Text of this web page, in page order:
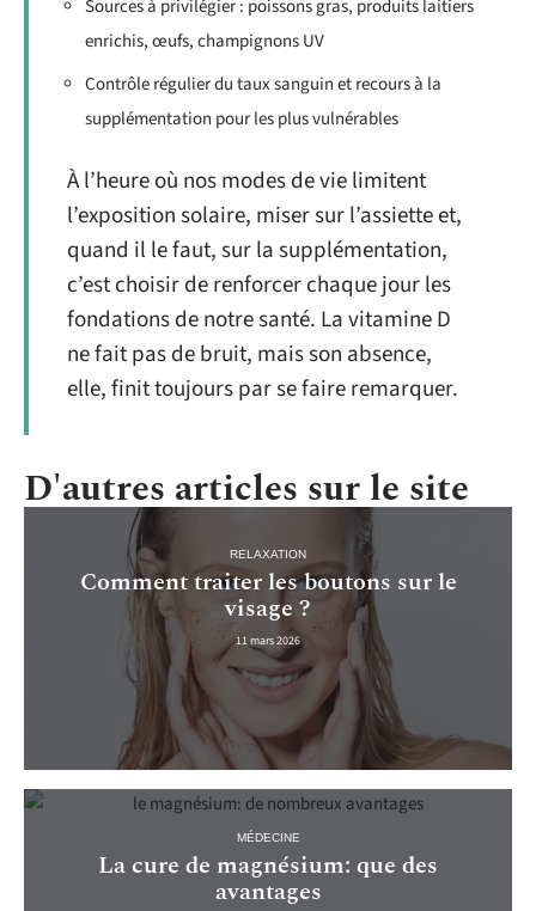
Sources à privilégier : poissons gras, produits laitiers
enrichis, œufs, champignons UV
Contrôle régulier du taux sanguin et recours à la
supplémentation pour les plus vulnérables
À l’heure où nos modes de vie limitent
l’exposition solaire, miser sur l’assiette et,
quand il le faut, sur la supplémentation,
c’est choisir de renforcer chaque jour les
fondations de notre santé. La vitamine D
ne fait pas de bruit, mais son absence,
elle, finit toujours par se faire remarquer.
D'autres articles sur le site
RELAXATION
Comment traiter les boutons sur le
visage ?
11 mars 2026
MÉDECINE
La cure de magnésium: que des
avantages